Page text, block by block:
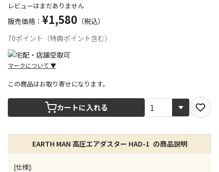
レビューはまだありません
販売価格： ¥1,580 （税込）
70ポイント（特典ポイント含む）
マークについて ▼
宅配や店舗受取を選択できる商品です
店舗のみで受取できる商品です（宅配便でのお届けが
できません）
※同時購入の商品は、全て同じ店舗での受取となりま
この商品はお取り寄せになります。
カートに入れる
EARTH MAN 高圧エアダスター HAD-1 の商品説明
[仕様]: